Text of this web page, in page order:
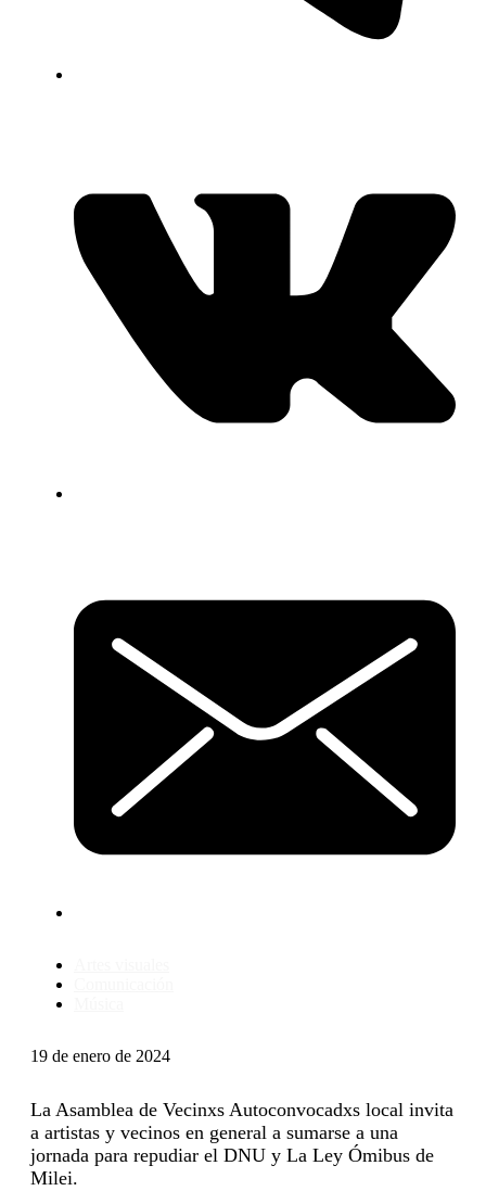
19 de enero de 2024
La Asamblea de Vecinxs Autoconvocadxs local invita
a artistas y vecinos en general a sumarse a una
jornada para repudiar el DNU y La Ley Ómibus de
Milei.